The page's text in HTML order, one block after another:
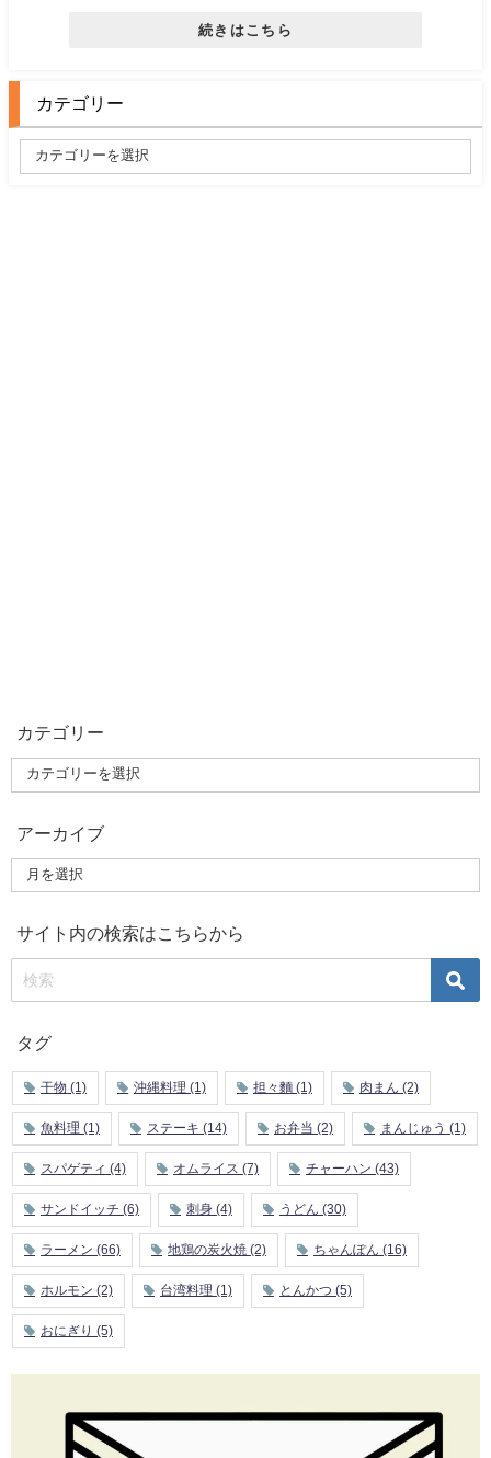
続きはこちら
カテゴリー
カテゴリー
アーカイブ
サイト内の検索はこちらから
タグ
干物 (1) 沖縄料理 (1) 担々麵 (1) 肉まん (2)
魚料理 (1) ステーキ (14) お弁当 (2) まんじゅう (1)
スパゲティ (4) オムライス (7) チャーハン (43)
サンドイッチ (6) 刺身 (4) うどん (30)
ラーメン (66) 地鶏の炭火焼 (2) ちゃんぽん (16)
ホルモン (2) 台湾料理 (1) とんかつ (5)
おにぎり (5)